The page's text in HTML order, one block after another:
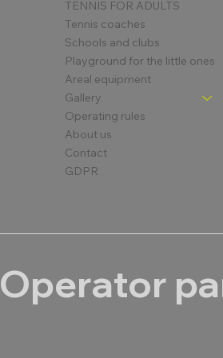
TENNIS FOR ADULTS
Tennis coaches
Schools and clubs
Playground for the little ones
Areal equipment
Gallery
Operating rules
About us
Contact
GDPR
Operator